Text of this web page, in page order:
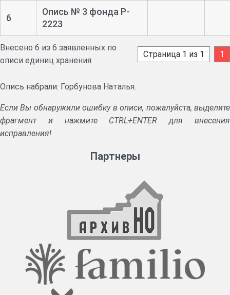
6
Опись № 3 фонда Р-
2223
Внесено 6 из 6 заявленных по
описи единиц хранения
Страница 1 из 1 1
Опись набрали: Горбунова Наталья.
Если Вы обнаружили ошибку в описи, пожалуйста, выделите
фрагмент и нажмите CTRL+ENTER для внесения
исправления!
Партнеры